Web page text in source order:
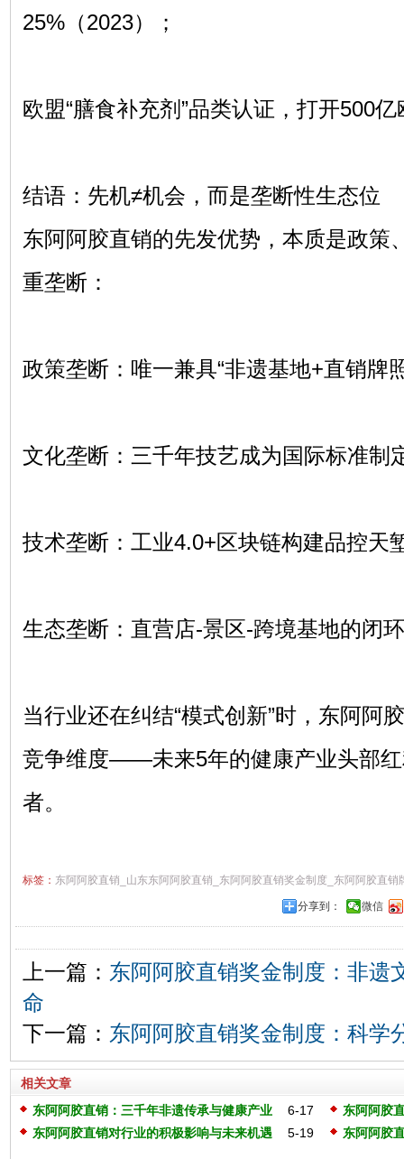
25%（2023）；
欧盟“膳食补充剂”品类认证，打开500
结语：先机≠机会，而是垄断性生态位
东阿阿胶直销的先发优势，本质是政策
重垄断：
政策垄断：唯一兼具“非遗基地+直销牌
文化垄断：三千年技艺成为国际标准制
技术垄断：工业4.0+区块链构建品控天
生态垄断：直营店-景区-跨境基地的闭
当行业还在纠结“模式创新”时，东阿阿
竞争维度——未来5年的健康产业头部
者。
标签： 东阿阿胶直销_山东东阿阿胶直销_东阿阿胶直销奖金制度_东阿阿胶直销
分享到： 微信
上一篇： 东阿阿胶直销奖金制度：非遗
命
下一篇： 东阿阿胶直销奖金制度：科学
相关文章
6-17
东阿阿胶直销：三千年非遗传承与健康产业
领航者
东阿阿胶
来
5-19
东阿阿胶直销对行业的积极影响与未来机遇
东阿阿胶